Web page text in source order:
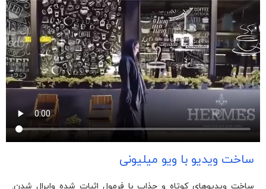
ساخت ویدیو با ویو میلیونی
ساخت ویدیوهای کوتاه و جذاب با فرمول اثبات شده وایرال شدن.